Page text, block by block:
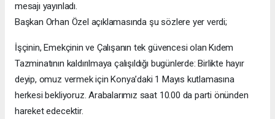
mesajı yayınladı.
Başkan Orhan Özel açıklamasında şu sözlere yer verdi;
İşçinin, Emekçinin ve Çalışanın tek güvencesi olan Kıdem
Tazminatının kaldırılmaya çalışıldığı bugünlerde: Birlikte hayır
deyip, omuz vermek için Konya’daki 1 Mayıs kutlamasına
herkesi bekliyoruz. Arabalarımız saat 10.00 da parti önünden
hareket edecektir.